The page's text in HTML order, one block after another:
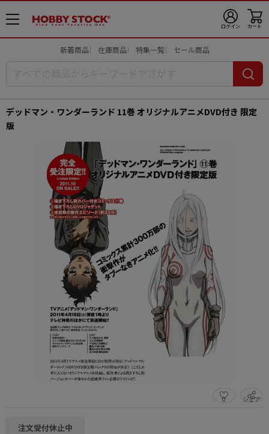
メ
ニ
ログイン カート
新着商品 在庫商品 特集一覧 セール商品
デッドマン・ワンダーランド 11巻 オリジナルアニメDVD付き 限定
版
0 シェア
この商品をシェアする
注文受付休止中